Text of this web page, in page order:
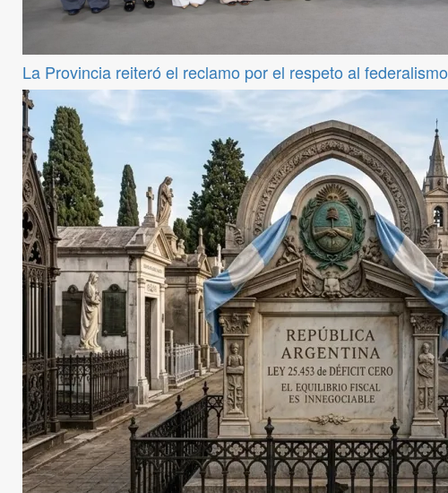
La Provincia reiteró el reclamo por el respeto al federalismo